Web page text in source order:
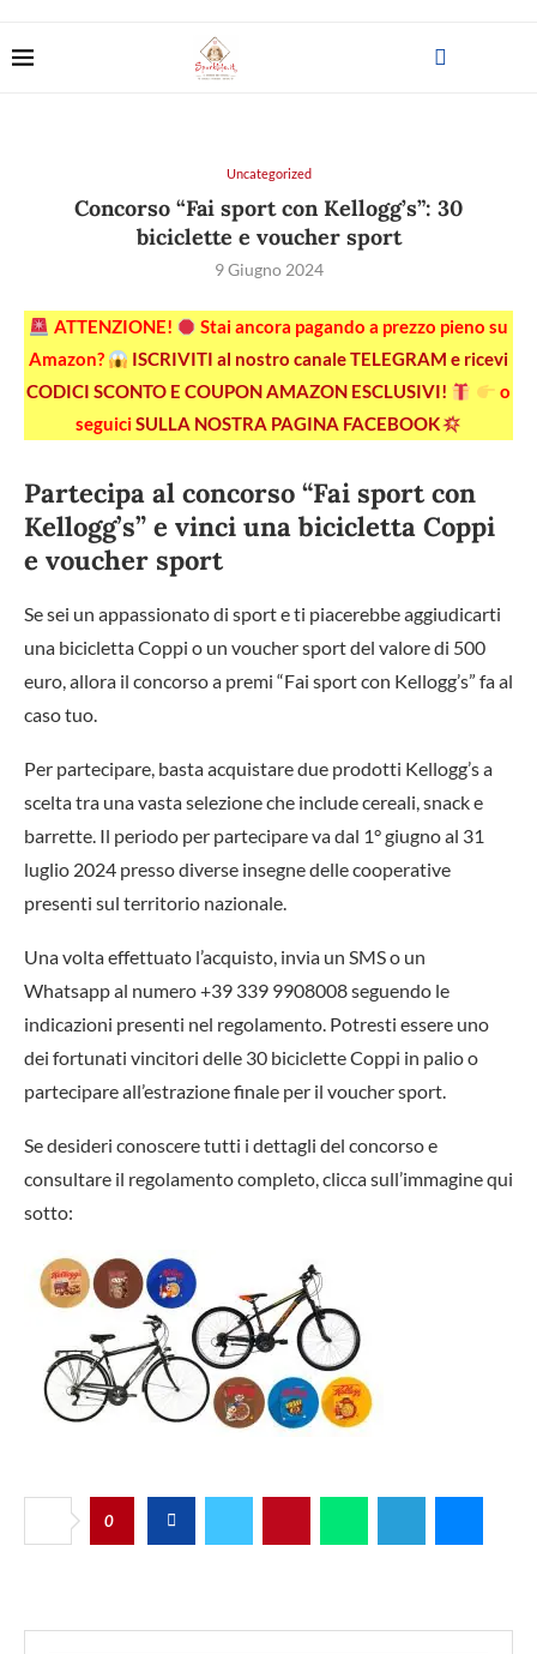
Uncategorized
Concorso “Fai sport con Kellogg’s”: 30
biciclette e voucher sport
9 Giugno 2024
ATTENZIONE!
Stai ancora pagando a prezzo pieno su
Amazon?
ISCRIVITI al nostro canale TELEGRAM e ricevi
CODICI SCONTO E COUPON AMAZON ESCLUSIVI!
o
seguiciSULLA NOSTRA PAGINA FACEBOOK
Partecipa al concorso “Fai sport con
Kellogg’s” e vinci una bicicletta Coppi
e voucher sport
Se sei un appassionato di sport e ti piacerebbe aggiudicarti
una bicicletta Coppi o un voucher sport del valore di 500
euro, allora il concorso a premi “Fai sport con Kellogg’s” fa al
caso tuo.
Per partecipare, basta acquistare due prodotti Kellogg’s a
scelta tra una vasta selezione che include cereali, snack e
barrette. Il periodo per partecipare va dal 1° giugno al 31
luglio 2024 presso diverse insegne delle cooperative
presenti sul territorio nazionale.
Una volta effettuato l’acquisto, invia un SMS o un
Whatsapp al numero +39 339 9908008 seguendo le
indicazioni presenti nel regolamento. Potresti essere uno
dei fortunati vincitori delle 30 biciclette Coppi in palio o
partecipare all’estrazione finale per il voucher sport.
Se desideri conoscere tutti i dettagli del concorso e
consultare il regolamento completo, clicca sull’immagine qui
sotto:
0